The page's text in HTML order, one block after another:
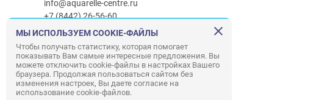
info@aquarelle-centre.ru
+7 (8442) 26-56-60
Часы работы ТРЦ: с 10:00 до 22:00
Часы работы г/м Ашан:с 08:00 до 23:00
Часы работыг/мЛемана ПРО:с 08:00 до 22:00
Правила посещения ТРЦ «Акварель»
МЫ ИСПОЛЬЗУЕМ COOKIE-ФАЙЛЫ
Чтобы получать статистику, которая помогает
показывать Вам самые интересные предложения. Вы
можете отключить cookie-файлы в настройках Вашего
браузера. Продолжая пользоваться сайтом без
изменения настроек, Вы даете согласие на
использование cookie-файлов.